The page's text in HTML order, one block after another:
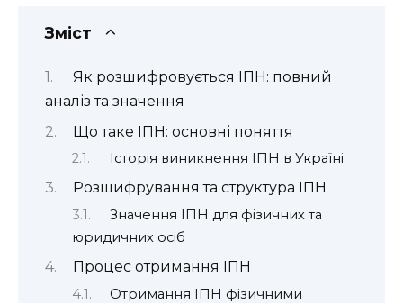
Зміст
Як розшифровується ІПН: повний
аналіз та значення
Що таке ІПН: основні поняття
Історія виникнення ІПН в Україні
Розшифрування та структура ІПН
Значення ІПН для фізичних та
юридичних осіб
Процес отримання ІПН
Отримання ІПН фізичними